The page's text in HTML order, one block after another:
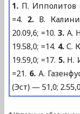
1. П. Ипполитов
=4. 2.В.
20.09,6; =10.3. А.
19.58,0; =14. 4.С.
19.59,0; =17. 5.Н.
=21. 6.А.
(Эст) — 51,0;